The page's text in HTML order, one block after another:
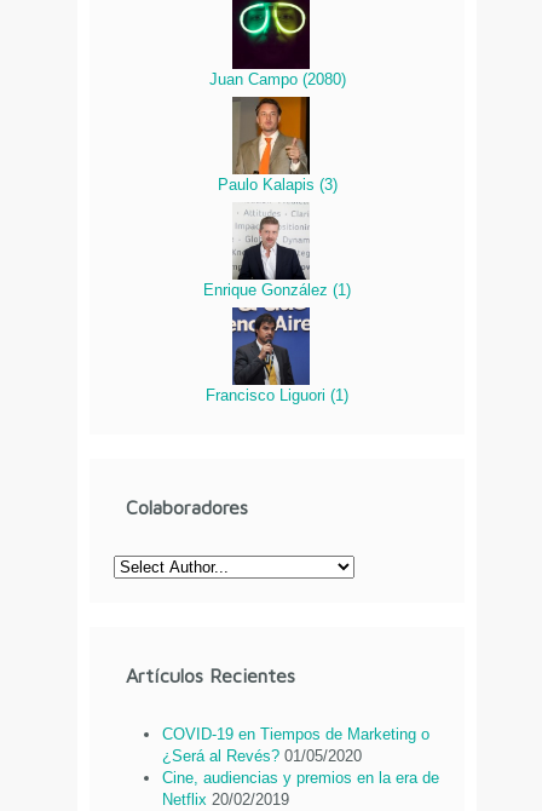
Juan Campo (2080)
Paulo Kalapis (3)
Enrique González (1)
Francisco Liguori (1)
Colaboradores
Artículos Recientes
COVID-19 en Tiempos de Marketing o
¿Será al Revés? 01/05/2020
Cine, audiencias y premios en la era de
Netflix 20/02/2019